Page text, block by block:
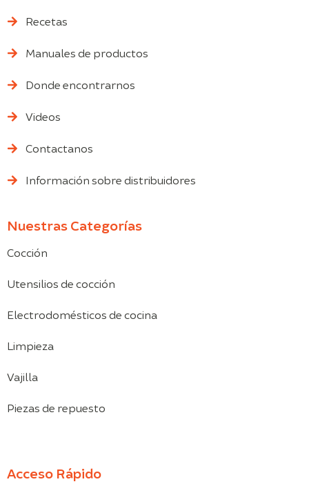
Recetas
Manuales de productos
Donde encontrarnos
Videos
Contactanos
Información sobre distribuidores
Nuestras Categorías
Cocción
Utensilios de cocción
Electrodomésticos de cocina
Limpieza
Vajilla
Piezas de repuesto
Acceso Rápido